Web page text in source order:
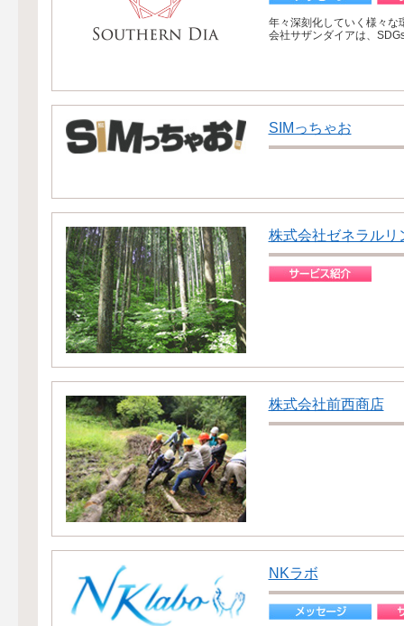
年々深刻化していく様々な
会社サザンダイアは、
SIMっちゃお
株式会社ゼネラルリ
株式会社前西商店
NKラボ